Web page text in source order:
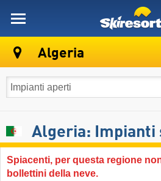
Algeria
Algeria: Impianti
Spiacenti, per questa regione
bollettini della neve.